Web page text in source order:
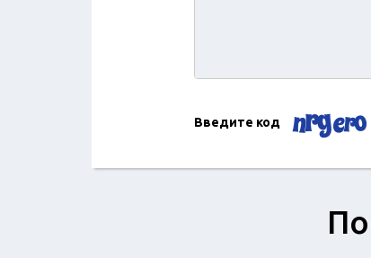
Введите код